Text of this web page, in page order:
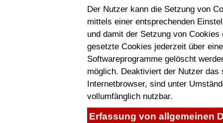
Der Nutzer kann die Setzung von
mittels einer entsprechenden
und damit der Setzung von
gesetzte Cookies jederzeit über
Softwareprogramme gelöscht
möglich. Deaktiviert der Nutzer
Internetbrowser, sind unter
vollumfänglich nutzbar.
Erfassung von allgemeinen